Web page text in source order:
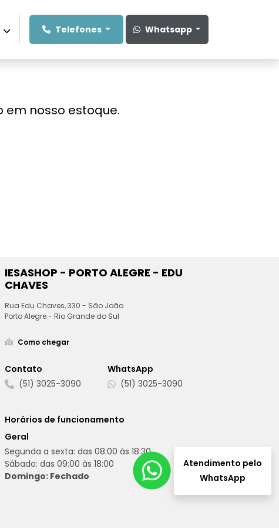
Telefones Whatsapp
em nosso estoque.
IESASHOP - PORTO ALEGRE - EDU
CHAVES
Rua Edu Chaves, 330 - São João
Porto Alegre - Rio Grande do Sul
Como chegar
Contato
(51) 3025-3090
WhatsApp
(51) 3025-3090
Horários de funcionamento
Geral
Segunda a sexta: das 08:00 às 18:30
Sábado: das 09:00 às 18:00
Domingo: Fechado
Atendimento pelo
WhatsApp